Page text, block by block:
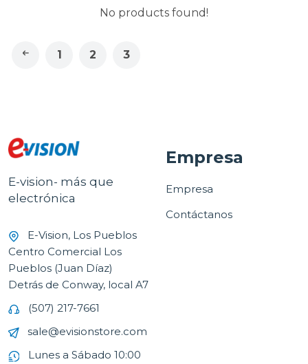
No products found!
1 2 3
E-vision- más que
electrónica
E-Vision, Los Pueblos
Centro Comercial Los
Pueblos (Juan Díaz)
Detrás de Conway, local A7
(507) 217-7661
sale@evisionstore.com
Lunes a Sábado 10:00
Empresa
Empresa
Contáctanos